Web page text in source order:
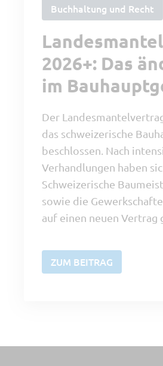
Buchhaltung und Recht
2026+: Das
im
Der
das schweizerische
beschlossen. Nach
Verhandlungen haben
Schweizerische
sowie die
auf einen neuen Vertrag
ZUM BEITRAG